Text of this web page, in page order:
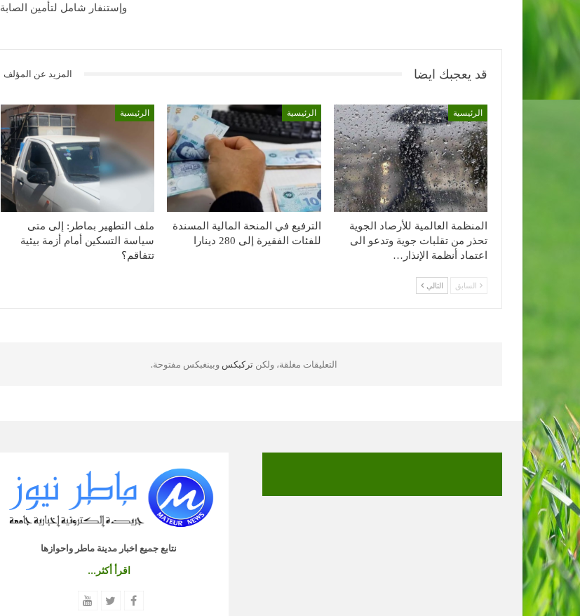
وإستنفار شامل لتأمين الصابة
قد يعجبك ايضا المزيد عن المؤلف
الرئيسية
المنظمة العالمية للأرصاد الجوية
تحذر من تقلبات جوية وتدعو الى
اعتماد أنظمة الإنذار…
الرئيسية
الترفيع في المنحة المالية المسندة
للفئات الفقيرة إلى 280 دينارا
الرئيسية
ملف التطهير بماطر: إلى متى
سياسة التسكين أمام أزمة بيئية
تتفاقم؟
السابق التالي
التعليقات مغلقة، ولكن تركبكس وبينغبكس مفتوحة.
نتابع جميع اخبار مدينة ماطر واحوازها
اقرأ أكثر...